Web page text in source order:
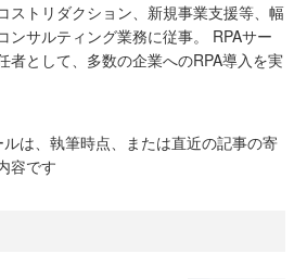
ストリダクション、新規事業支援等、幅
ンサルティング業務に従事。 RPAサー
者として、多数の企業へのRPA導入を実
は、執筆時点、または直近の記事の寄
容です